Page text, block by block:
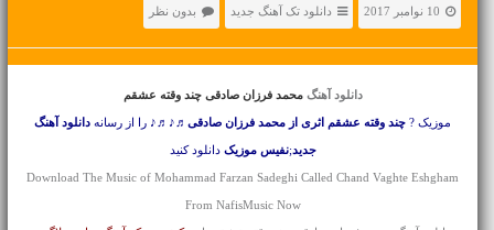
10 نوامبر 2017 دانلود تک آهنگ جدید بدون نظر
دانلود آهنگ محمد فرزان صادقی چند وقته عشقم
موزیک ? چند وقته عشقم اثری از محمد فرزان صادقی♬♪♬♪ را از رسانه دانلود آهنگ
جدید;نفیس موزیک دانلود کنید
Download The Music of Mohammad Farzan Sadeghi Called Chand Vaghte Eshgham
From NafisMusic Now